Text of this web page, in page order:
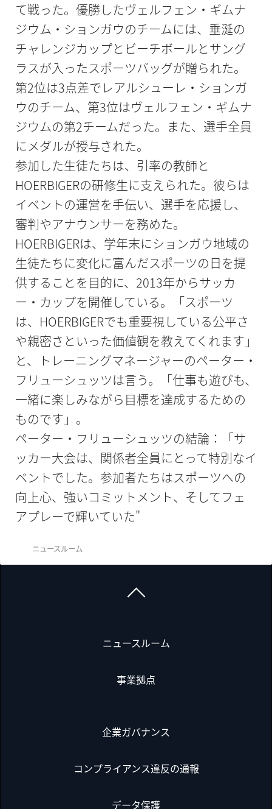
て戦った。優勝したヴェルフェン・ギムナ
ジウム・ションガウのチームには、垂涎の
チャレンジカップとビーチボールとサング
ラスが入ったスポーツバッグが贈られた。
第2位は3点差でレアルシューレ・ションガ
ウのチーム、第3位はヴェルフェン・ギムナ
ジウムの第2チームだった。また、選手全員
にメダルが授与された。
参加した生徒たちは、引率の教師と
HOERBIGERの研修生に支えられた。彼らは
イベントの運営を手伝い、選手を応援し、
審判やアナウンサーを務めた。
HOERBIGERは、学年末にションガウ地域の
生徒たちに変化に富んだスポーツの日を提
供することを目的に、2013年からサッカ
ー・カップを開催している。「スポーツ
は、HOERBIGERでも重要視している公平さ
や親密さといった価値観を教えてくれます」
と、トレーニングマネージャーのペーター・
フリューシュッツは言う。「仕事も遊びも、
一緒に楽しみながら目標を達成するための
ものです」。
ペーター・フリューシュッツの結論：「サ
ッカー大会は、関係者全員にとって特別なイ
ベントでした。参加者たちはスポーツへの
向上心、強いコミットメント、そしてフェ
アプレーで輝いていた"
ニュースルーム
ニュースルーム
事業拠点
企業ガバナンス
コンプライアンス違反の通報
データ保護